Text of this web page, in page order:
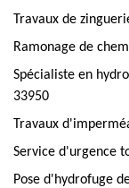
Travaux de
Ramonage de
Spécialiste en
33950
Travaux
Service d'urgence
Pose d'hydrofuge